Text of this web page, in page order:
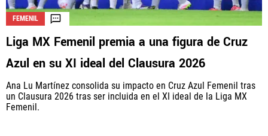
FEMENIL
Liga MX Femenil premia a una figura de Cruz
Azul en su XI ideal del Clausura 2026
Ana Lu Martínez consolida su impacto en Cruz Azul Femenil tras
un Clausura 2026 tras ser incluida en el XI ideal de la Liga MX
Femenil.